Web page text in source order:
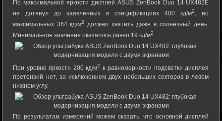
По максимальной яркости дисплей ASUS ZenBook Duo 14 UX482E
не дотянул до заявленных в спецификациях 400 кд/м2, но
максимальных 364 кд/м2
должно хватить даже в солнечный день.
Минимальное значение оказалось равно 19 кд/м2.
При уровне яркости 200 кд/м2 к равномерности подсветки дисплея
претензий нет, за исключением двух небольших секторов в левом
нижнем углу.
По результатам измерений можем сказать, что основной дисплей